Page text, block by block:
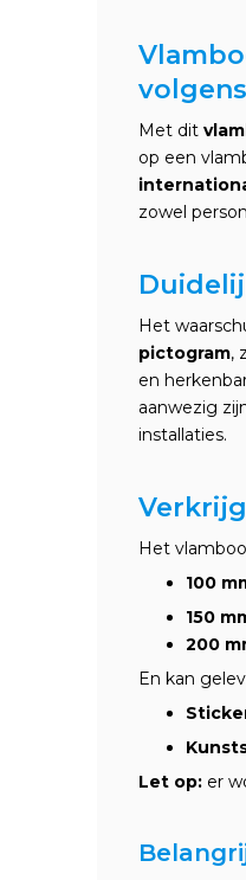
Met dit
op een
zowel
Het
pictogram,
en
aanwezig
installaties.
Het
100
150
200
En kan
Let op: er